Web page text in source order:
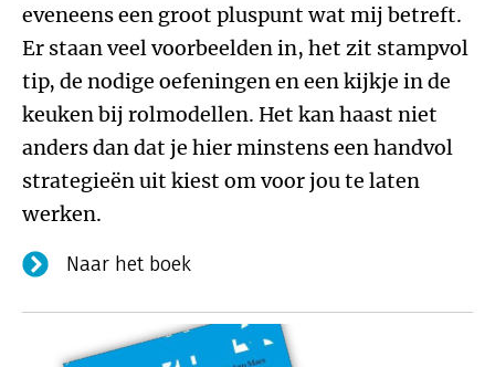
eveneens een groot pluspunt wat mij betreft.
Er staan veel voorbeelden in, het zit stampvol
tip, de nodige oefeningen en een kijkje in de
keuken bij rolmodellen. Het kan haast niet
anders dan dat je hier minstens een handvol
strategieën uit kiest om voor jou te laten
werken.
Naar het boek